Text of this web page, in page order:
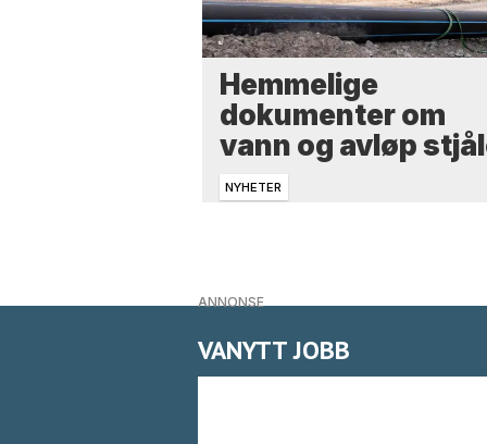
Hemmelige
dokumenter om
vann og avløp
NYHETER
ANNONSE
VANYTT JOBB